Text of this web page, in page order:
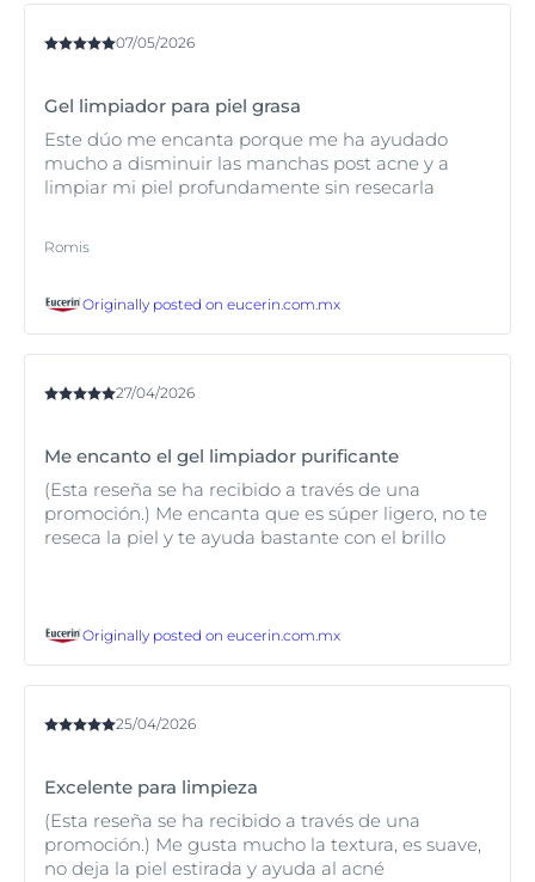
07/05/2026
Gel limpiador para piel grasa
Este dúo me encanta porque me ha ayudado
mucho a disminuir las manchas post acne y a
limpiar mi piel profundamente sin resecarla
Romis
Originally posted on eucerin.com.mx
27/04/2026
Me encanto el gel limpiador purificante
(Esta reseña se ha recibido a través de una
promoción.) Me encanta que es súper ligero, no te
reseca la piel y te ayuda bastante con el brillo
Originally posted on eucerin.com.mx
25/04/2026
Excelente para limpieza
(Esta reseña se ha recibido a través de una
promoción.) Me gusta mucho la textura, es suave,
no deja la piel estirada y ayuda al acné